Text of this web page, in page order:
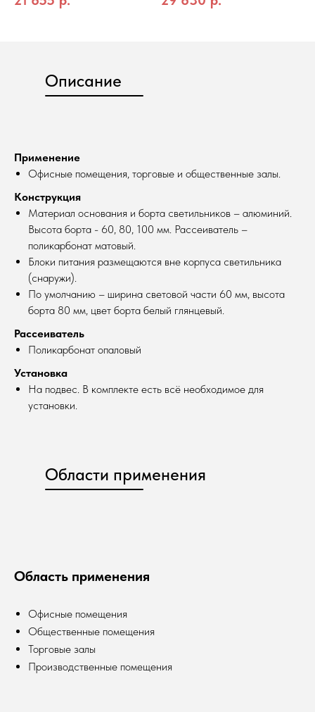
Описание
Применение
Офисные помещения, торговые и общественные залы.
Конструкция
Материал основания и борта светильников – алюминий.
Высота борта - 60, 80, 100 мм. Рассеиватель –
поликарбонат матовый.
Блоки питания размещаются вне корпуса светильника
(снаружи).
По умолчанию – ширина световой части 60 мм, высота
борта 80 мм, цвет борта белый глянцевый.
Рассеиватель
Поликарбонат опаловый
Установка
На подвес. В комплекте есть всё необходимое для
установки.
Области применения
Область применения
Офисные помещения
Общественные помещения
Торговые залы
Производственные помещения